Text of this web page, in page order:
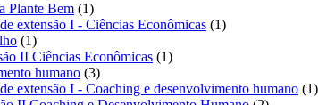
produtos
Plante Bem 11
produto
extensão I - Ciências Econômicas 11
11
produto
II Ciências Econômicas 11
humano 33
produtos
extensão I - Coaching e desenvolvimento humano 11